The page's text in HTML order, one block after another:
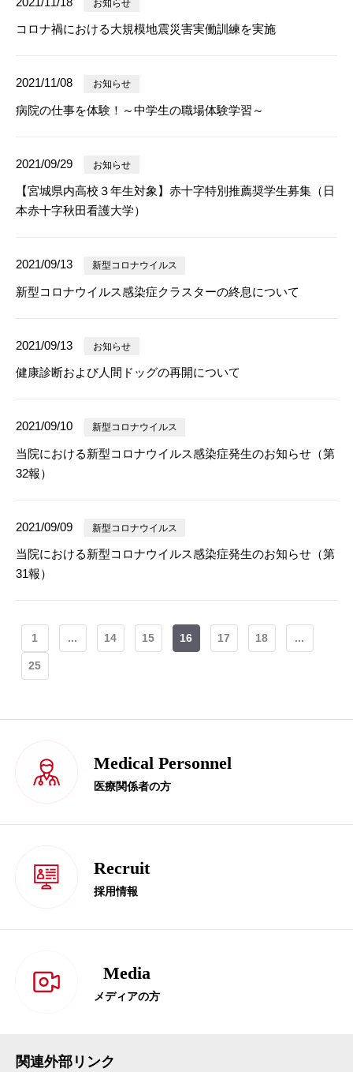
お知らせ
コロナ禍における大規模地震災害実働訓練を実施
2021/11/08 お知らせ
病院の仕事を体験！～中学生の職場体験学習～
2021/09/29 お知らせ
【宮城県内高校３年生対象】赤十字特別推薦奨学生募集（日
本赤十字秋田看護大学）
2021/09/13 新型コロナウイルス
新型コロナウイルス感染症クラスターの終息について
2021/09/13 お知らせ
健康診断および人間ドッグの再開について
2021/09/10 新型コロナウイルス
当院における新型コロナウイルス感染症発生のお知らせ（第
32報）
2021/09/09 新型コロナウイルス
当院における新型コロナウイルス感染症発生のお知らせ（第
31報）
1 ... 14 15 16 17 18 ...
25
Medical Personnel
医療関係者の方
Recruit
採用情報
Media
メディアの方
関連外部リンク